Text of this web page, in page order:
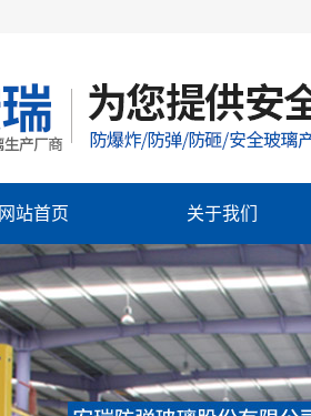
网站首页 关于我们